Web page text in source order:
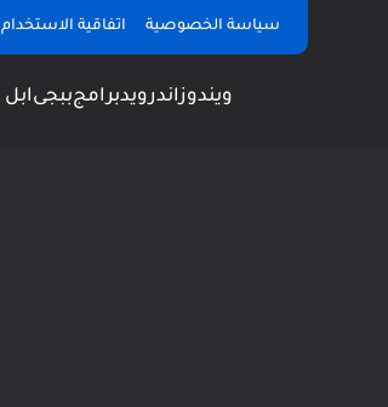
سياسة الخصوصية اتفاقية الاستخدام
ويندوزاندرويدبرامجببجىابل